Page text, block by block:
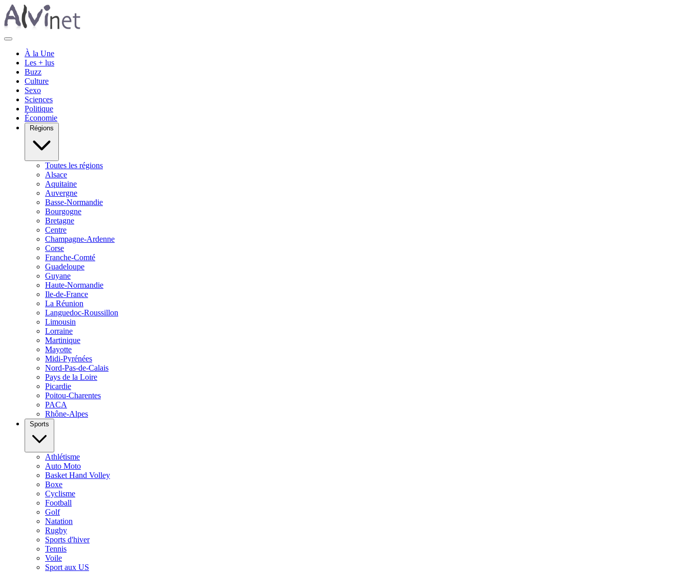
À la Une
Les + lus
Buzz
Culture
Sexo
Sciences
Politique
Économie
Régions
Toutes les régions
Alsace
Aquitaine
Auvergne
Basse-Normandie
Bourgogne
Bretagne
Centre
Champagne-Ardenne
Corse
Franche-Comté
Guadeloupe
Guyane
Haute-Normandie
Ile-de-France
La Réunion
Languedoc-Roussillon
Limousin
Lorraine
Martinique
Mayotte
Midi-Pyrénées
Nord-Pas-de-Calais
Pays de la Loire
Picardie
Poitou-Charentes
PACA
Rhône-Alpes
Sports
Athlétisme
Auto Moto
Basket Hand Volley
Boxe
Cyclisme
Football
Golf
Natation
Rugby
Sports d'hiver
Tennis
Voile
Sport aux US